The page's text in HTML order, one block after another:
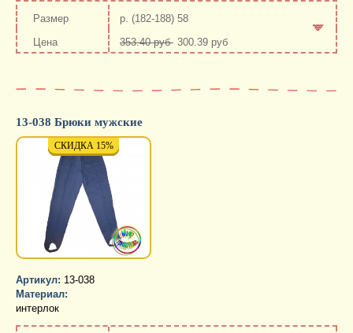
- +
р. (182-188) 58
353.40 руб 300.39 руб
13-038 Брюки мужские
АКЦИЯ
СКИДКА 15%
Артикул: 13-038
Материал:
интерлок